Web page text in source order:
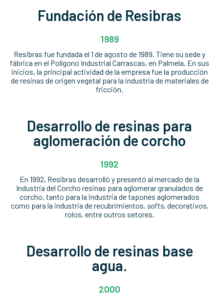
Fundación de Resibras
1989
Resibras fue fundada el 1 de agosto de 1989. Tiene su sede y
fábrica en el Polígono Industrial Carrascas, en Palmela. En sus
inicios, la principal actividad de la empresa fue la producción
de resinas de origen vegetal para la industria de materiales de
fricción.
Desarrollo de resinas para
aglomeración de corcho
1992
En 1992, Resibras desarrolló y presentó al mercado de la
Industria del Corcho resinas para aglomerar granulados de
corcho, tanto para la industria de tapones aglomerados
como para la industria de recubrimientos. softs, decorativos,
rolos, entre outros setores.
Desarrollo de resinas base
agua.
2000